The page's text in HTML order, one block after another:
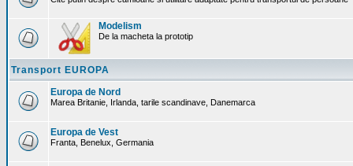
Modelism
De la macheta la prototip
Transport EUROPA
Europa de Nord
Marea Britanie, Irlanda, tarile scandinave, Danemarca
Europa de Vest
Franta, Benelux, Germania